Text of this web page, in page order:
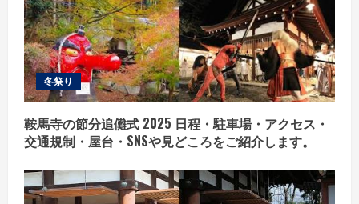
冬祭り
鞍馬寺の節分追儺式 2025 日程・駐車場・アクセス・
交通規制・屋台・SNSや見どころをご紹介します。